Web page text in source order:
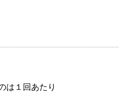
は１回あたり